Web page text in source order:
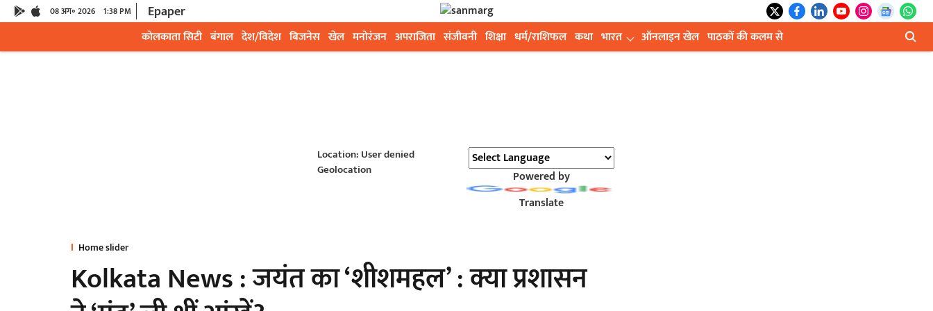
08 अग॰ 2026 1:38 PM Epaper
कोलकाता सिटी बंगाल देश/विदेश बिजनेस खेल मनोरंजन अपराजिता संजीवनी शिक्षा धर्म/राशिफल कथा भारत ऑनलाइन खेल पाठकों की कलम से
Location: User denied
Geolocation
Powered by
Translate
Home slider
Kolkata News : जयंत का ‘शीशमहल’ : क्या प्रशासन